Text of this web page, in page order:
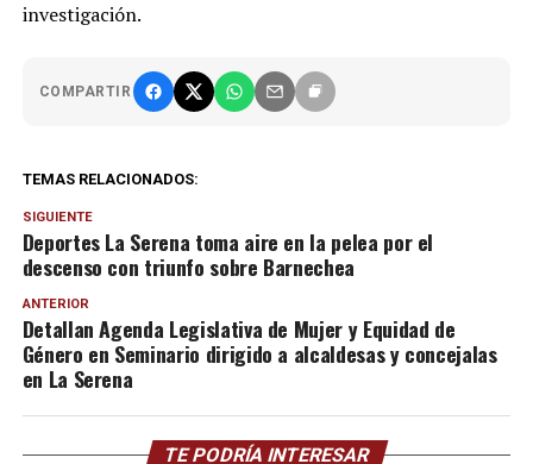
investigación.
COMPARTIR
TEMAS RELACIONADOS:
SIGUIENTE
Deportes La Serena toma aire en la pelea por el
descenso con triunfo sobre Barnechea
ANTERIOR
Detallan Agenda Legislativa de Mujer y Equidad de
Género en Seminario dirigido a alcaldesas y concejalas
en La Serena
TE PODRÍA INTERESAR